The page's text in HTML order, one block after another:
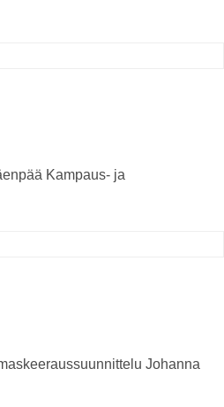
Kampaus- ja
Johanna